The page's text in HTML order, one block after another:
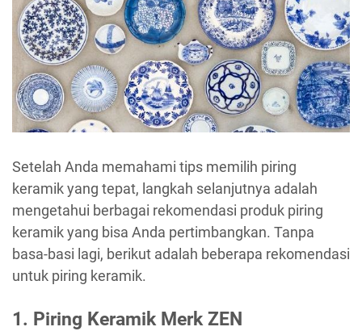
Setelah Anda memahami tips memilih piring
keramik yang tepat, langkah selanjutnya adalah
mengetahui berbagai rekomendasi produk piring
keramik yang bisa Anda pertimbangkan. Tanpa
basa-basi lagi, berikut adalah beberapa rekomendasi
untuk piring keramik.
1. Piring Keramik Merk ZEN